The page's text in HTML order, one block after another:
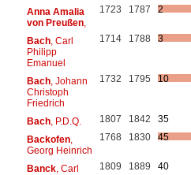
Anna Amalia
von Preußen,
1723 1787 2
Bach, Carl
Philipp
Emanuel
1714 1788 3
Bach, Johann
Christoph
Friedrich
1732 1795 10
Bach, P.D.Q. 1807 1842
35
Backofen,
Georg Heinrich
1768 1830 45
Banck, Carl 1809 1889
40